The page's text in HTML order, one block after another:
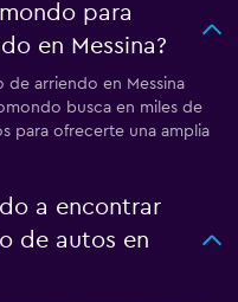
para
en Messina?
de arriendo en Messina
busca en miles de
para ofrecerte una amplia
a encontrar
de autos en